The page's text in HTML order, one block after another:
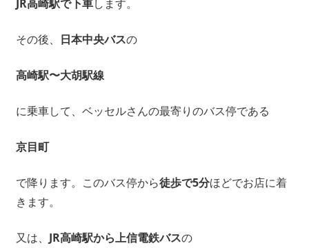
JR高崎駅で下車します。
その後、 日本中央バスの
高崎駅〜大胡駅線
に乗車して、ベッセルさんの最寄りのバス停である
京目町
で降ります。このバス停から徒歩で5分ほどでお店に着
きます。
又は、 JR高崎駅から上信電鉄バスの